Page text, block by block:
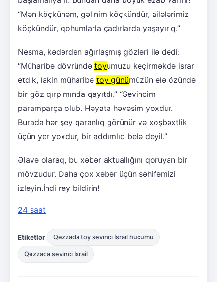
“Mən köçkünəm, gəlinim köçkündür, ailələrimiz
köçkündür, qohumlarla çadırlarda yaşayırıq.”
Nesma, kədərdən ağırlaşmış gözləri ilə dedi:
“Müharibə dövründə toyumuzu keçirməkdə israr
etdik, lakin müharibə toy günümüzün elə özündə
bir göz qırpımında qayıtdı.” “Sevincim
paramparça olub. Həyata həvəsim yoxdur.
Burada hər şey qaranlıq görünür və xoşbəxtlik
üçün yer yoxdur, bir addımlıq belə deyil.”
Əlavə olaraq, bu xəbər aktuallığını qoruyan bir
mövzudur. Daha çox xəbər üçün səhifəmizi
izləyin.İndi rəy bildirin!
24 saat
Etiketlər: Qəzzada toy sevinci İsrail hücumu
Qəzzada sevinci İsrail